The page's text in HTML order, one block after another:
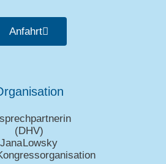
Anfahrt
(DHV)
Jana Lowsky